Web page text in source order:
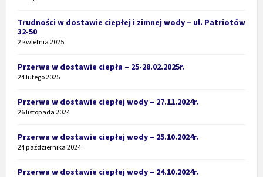
Trudności w dostawie ciepłej i zimnej wody – ul. Patriotów
32-50
2 kwietnia 2025
Przerwa w dostawie ciepła – 25-28.02.2025r.
24 lutego 2025
Przerwa w dostawie ciepłej wody – 27.11.2024r.
26 listopada 2024
Przerwa w dostawie ciepłej wody – 25.10.2024r.
24 października 2024
Przerwa w dostawie ciepłej wody – 24.10.2024r.